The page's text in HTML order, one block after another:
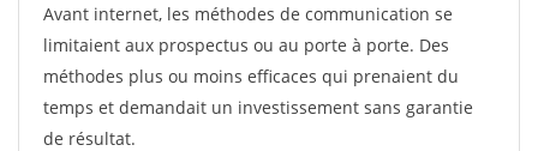
Avant internet, les méthodes de communication se
limitaient aux prospectus ou au porte à porte. Des
méthodes plus ou moins efficaces qui prenaient du
temps et demandait un investissement sans garantie
de résultat.